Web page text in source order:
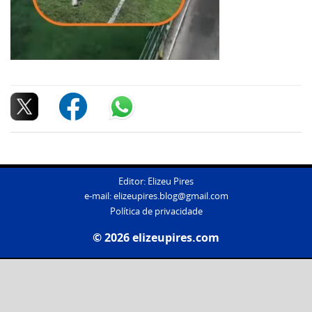
Editor: Elizeu Pires
e-mail:elizeupires.blog@gmail.com
Política de privacidade
© 2026 elizeupires.com